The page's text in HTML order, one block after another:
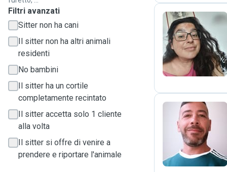
Filtri avanzati
Sitter non ha cani
Il sitter non ha altri animali
residenti
No bambini
Il sitter ha un cortile
completamente recintato
Il sitter accetta solo 1 cliente
alla volta
Il sitter si offre di venire a
prendere e riportare l'animale
M
S